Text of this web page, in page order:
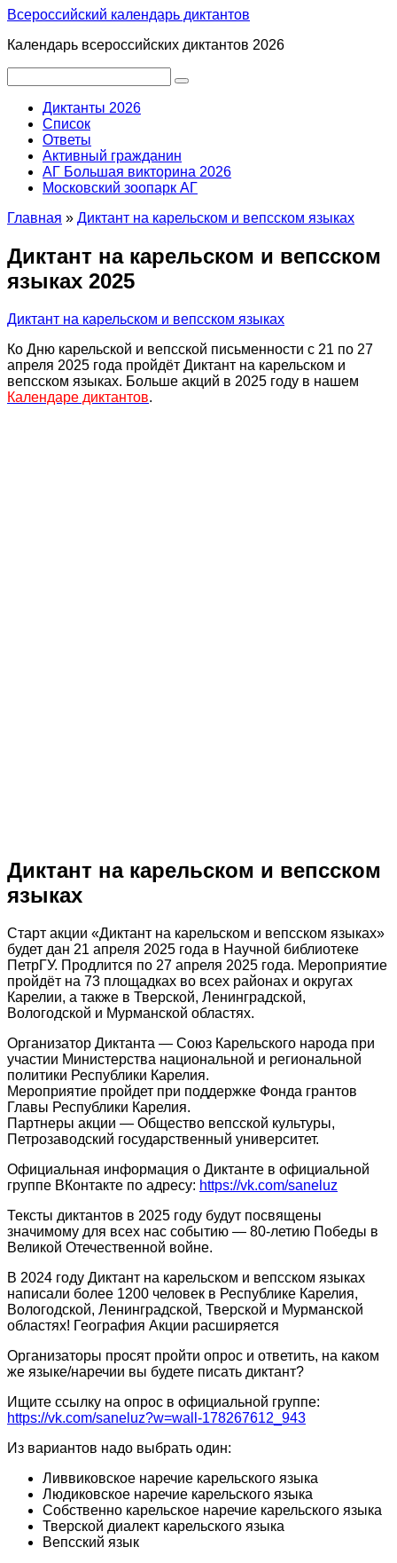
Перейти
контенту
Всероссийский календарь диктантов
Календарь всероссийских диктантов 2026
Диктанты 2026
Список
Ответы
Активный гражданин
АГ Большая викторина 2026
Московский зоопарк АГ
Главная » Диктант на карельском и вепсском языках
Диктант на карельском и вепсском
языках 2025
Диктант на карельском и вепсском языках
Ко Дню карельской и вепсской письменности с 21 по 27
апреля 2025 года пройдёт Диктант на карельском и
вепсском языках. Больше акций в 2025 году в нашем
Календаре диктантов.
Диктант на карельском и вепсском
языках
Старт акции «Диктант на карельском и вепсском языках»
будет дан 21 апреля 2025 года в Научной библиотеке
ПетрГУ. Продлится по 27 апреля 2025 года. Мероприятие
пройдёт на 73 площадках во всех районах и округах
Карелии, а также в Тверской, Ленинградской,
Вологодской и Мурманской областях.
Организатор Диктанта — Союз Карельского народа при
участии Министерства национальной и региональной
политики Республики Карелия.
Мероприятие пройдет при поддержке Фонда грантов
Главы Республики Карелия.
Партнеры акции — Общество вепсской культуры,
Петрозаводский государственный университет.
Официальная информация о Диктанте в официальной
группе ВКонтакте по адресу: https://vk.com/saneluz
Тексты диктантов в 2025 году будут посвящены
значимому для всех нас событию — 80-летию Победы в
Великой Отечественной войне.
В 2024 году Диктант на карельском и вепсском языках
написали более 1200 человек в Республике Карелия,
Вологодской, Ленинградской, Тверской и Мурманской
областях! География Акции расширяется
Организаторы просят пройти опрос и ответить, на каком
же языке/наречии вы будете писать диктант?
Ищите ссылку на опрос в официальной группе:
https://vk.com/saneluz?w=wall-178267612_943
Из вариантов надо выбрать один:
Ливвиковское наречие карельского языка
Людиковское наречие карельского языка
Собственно карельское наречие карельского языка
Тверской диалект карельского языка
Вепсский язык